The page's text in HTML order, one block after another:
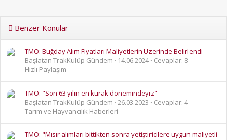
Benzer Konular
TMO: Buğday Alım Fiyatları Maliyetlerin Üzerinde Belirlendi
Başlatan TrakKulüp Gündem
14.06.2024 Cevaplar: 8
Hızlı Paylaşım
TMO: "Son 63 yılın en kurak dönemindeyiz"
Başlatan TrakKulüp Gündem
26.03.2023
Cevaplar: 4
Tarım ve Hayvancılık Haberleri
TMO: "Mısır alımları bittikten sonra yetiştiricilere uygun maliyetli